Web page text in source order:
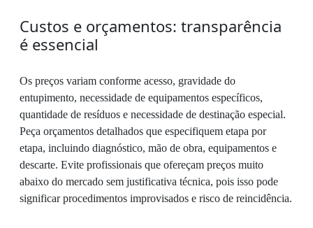
Custos e orçamentos: transparência
é essencial
Os preços variam conforme acesso, gravidade do
entupimento, necessidade de equipamentos específicos,
quantidade de resíduos e necessidade de destinação especial.
Peça orçamentos detalhados que especifiquem etapa por
etapa, incluindo diagnóstico, mão de obra, equipamentos e
descarte. Evite profissionais que ofereçam preços muito
abaixo do mercado sem justificativa técnica, pois isso pode
significar procedimentos improvisados e risco de reincidência.